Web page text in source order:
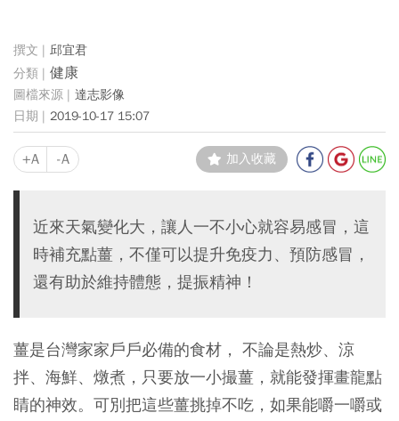
邱宜君
健康
達志影像
2019-10-17 15:07
+A -A 加入收藏
近來天氣變化大，讓人一不小心就容易感冒，這
時補充點薑，不僅可以提升免疫力、預防感冒，
還有助於維持體態，提振精神！
薑是台灣家家戶戶必備的食材， 不論是熱炒、涼
拌、海鮮、燉煮，只要放一小撮薑，就能發揮畫龍點
睛的神效。可別把這些薑挑掉不吃，如果能嚼一嚼或